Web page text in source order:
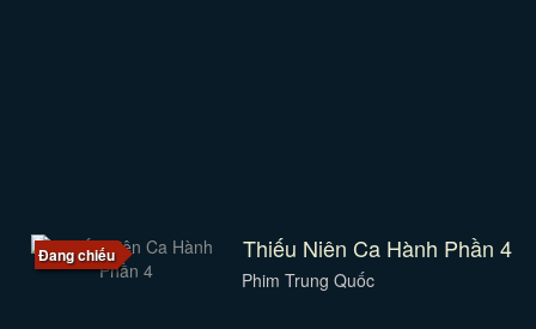
Đang chiếu Thiếu Niên Ca Hành Phần 4
Phim Trung Quốc